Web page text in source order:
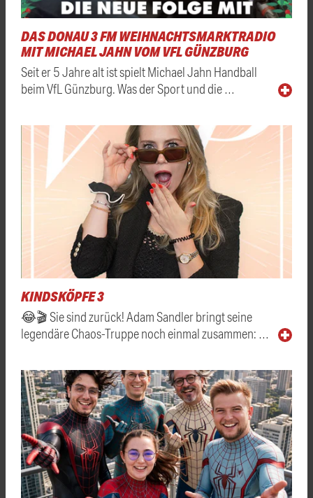
DAS DONAU 3 FM WEIHNACHTSMARKTRADIO
MIT MICHAEL JAHN VOM VFL GÜNZBURG
Seit er 5 Jahre alt ist spielt Michael Jahn Handball
beim VfL Günzburg. Was der Sport und die …
KINDSKÖPFE 3
😂🎬 Sie sind zurück! Adam Sandler bringt seine
legendäre Chaos-Truppe noch einmal zusammen: …